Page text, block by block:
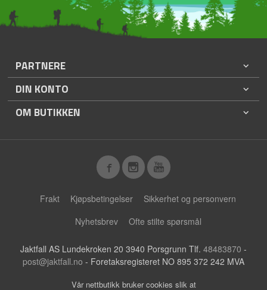
PARTNERE
DIN KONTO
OM BUTIKKEN
Frakt Kjøpsbetingelser
Sikkerhet og personvern
Nyhetsbrev
Ofte stilte spørsmål
Jaktfall AS Lundekroken 20 3940 Porsgrunn Tlf. 48483870 -
post@jaktfall.no - Foretaksregisteret NO 895 372 242 MVA
Vår nettbutikk bruker cookies slik at